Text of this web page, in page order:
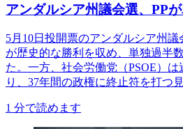
アンダルシア州議会選、PP
5月10日投開票のアンダルシア州議
が歴史的な勝利を収め、単独過半
た。一方、社会労働党（PSOE）
り、37年間の政権に終止符を打つ
1 分で読めます